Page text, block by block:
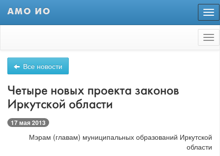
АМО ИО
Все новости
Четыре новых проекта законов
Иркутской области
17 мая 2013
Мэрам (главам) муниципальных образований Иркутской
области